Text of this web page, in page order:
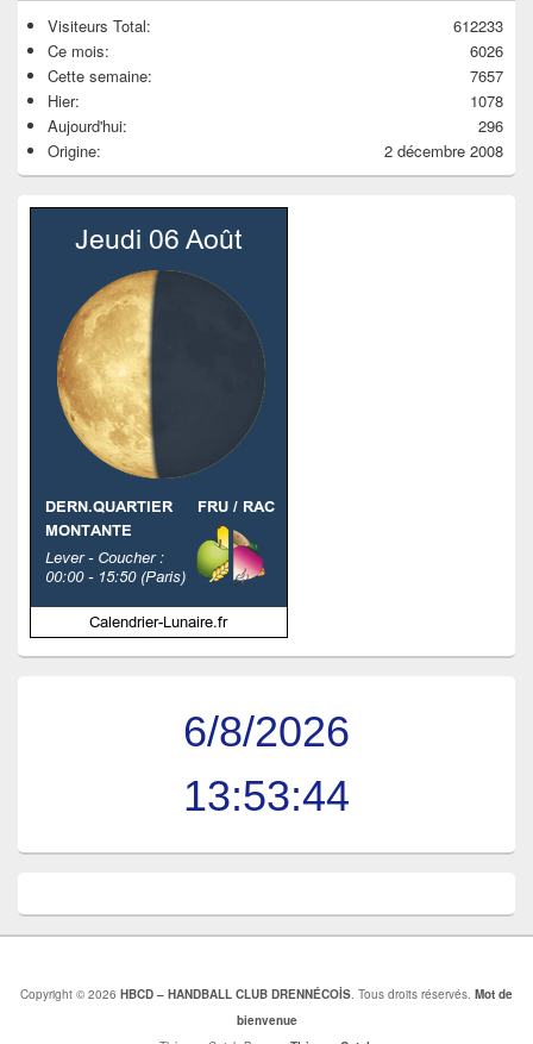
612233
Visiteurs Total:
6026
Ce mois:
7657
Cette semaine:
1078
Hier:
296
Aujourd'hui:
2 décembre 2008
Origine:
6/8/2026
13:53:44
Copyright © 2026 HBCD – HANDBALL CLUB DRENNÉCOİS. Tous droits réservés. Mot de
bienvenue